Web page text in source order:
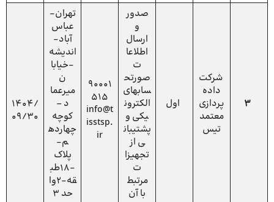
3
شرکت
داده
پردازی
معتمد
تیس
اول
صدور
و
ارسال
اطلاعا
ت
صورتح
سابهای
الکترون
یکی و
پشتیبان
ی از
تجهیزا
ت
مرتبط
با آن
90001
515
info@t
isstsp.
ir
تهران-
عباس
آباد-
اندیشه
-خیابا
ن
میرعما
د –
کوچه
چهارده
م-
پلاک
-18طب
قه-2وا
حد 3
1404/
09/30